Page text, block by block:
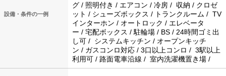
設備・条件の一例
グ / 照明付き / エアコン / 冷房 / 収納 / クロゼ
ット / シューズボックス / トランクルーム / TV
インターホン / オートロック / エレベータ
ー / 宅配ボックス / 駐輪場 / BS / 24時間ゴミ出
し可 / システムキッチン / オープンキッチ
ン / ガスコンロ対応 / 3口以上コンロ / 3駅以上
利用可 / 路面電車沿線 / 室内洗濯機置き場 /